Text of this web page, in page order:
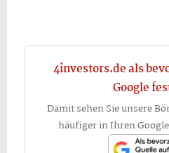
4investors.de als
Google
Damit sehen Sie unsere
häufiger in Ihren